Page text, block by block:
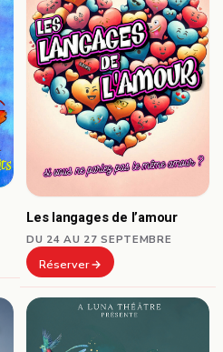
Les langages de l’amour
DU 24 AU 27 SEPTEMBRE
Réserver